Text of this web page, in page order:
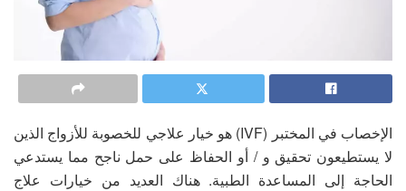
الإخصاب في المختبر (IVF) هو خيار علاجي للخصوبة للأزواج الذين
لا يستطيعون تحقيق و / أو الحفاظ على حمل ناجح مما يستدعي
الحاجة إلى المساعدة الطبية. هناك العديد من خيارات علاج